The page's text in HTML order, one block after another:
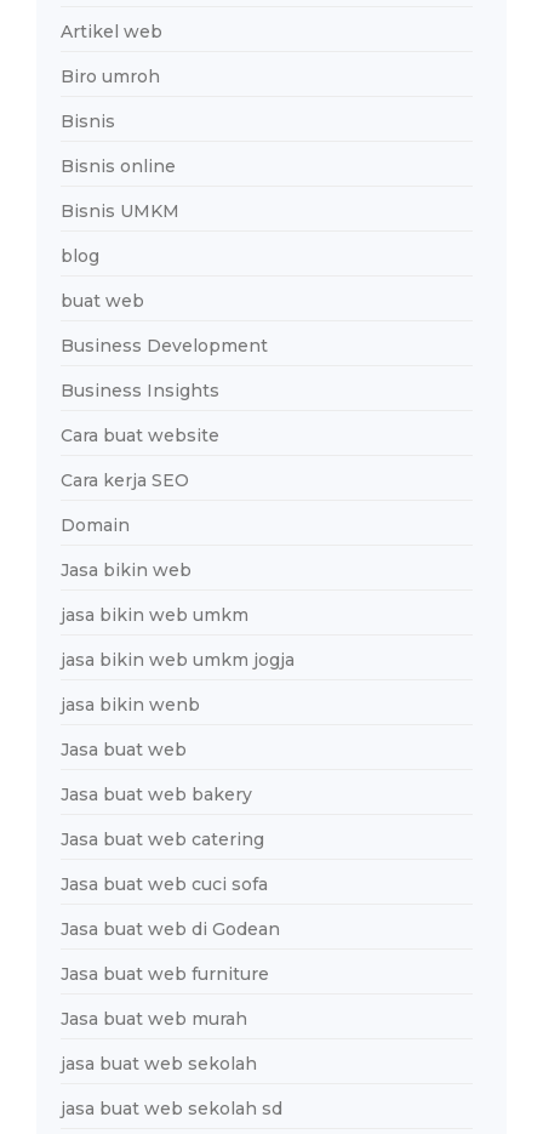
Artikel web
Biro umroh
Bisnis
Bisnis online
Bisnis UMKM
blog
buat web
Business Development
Business Insights
Cara buat website
Cara kerja SEO
Domain
Jasa bikin web
jasa bikin web umkm
jasa bikin web umkm jogja
jasa bikin wenb
Jasa buat web
Jasa buat web bakery
Jasa buat web catering
Jasa buat web cuci sofa
Jasa buat web di Godean
Jasa buat web furniture
Jasa buat web murah
jasa buat web sekolah
jasa buat web sekolah sd